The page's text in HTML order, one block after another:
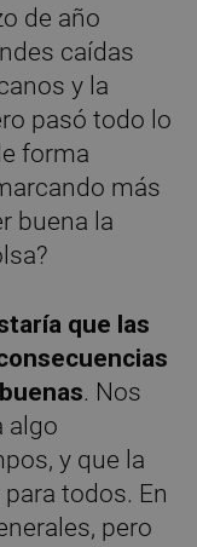
de año
caídas
y la
pasó todo lo
forma
más
buena la
que las
. Nos
algo
y que la
todos. En
pero